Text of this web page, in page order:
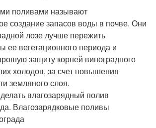
поливами называют
создание запасов воды в почве. Они
лозе лучше пережить
ее вегетационного периода и
защиту корней виноградного
холодов, за счет повышения
земляного слоя.